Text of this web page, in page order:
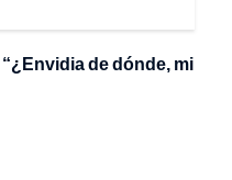
“¿Envidia de dónde, mi